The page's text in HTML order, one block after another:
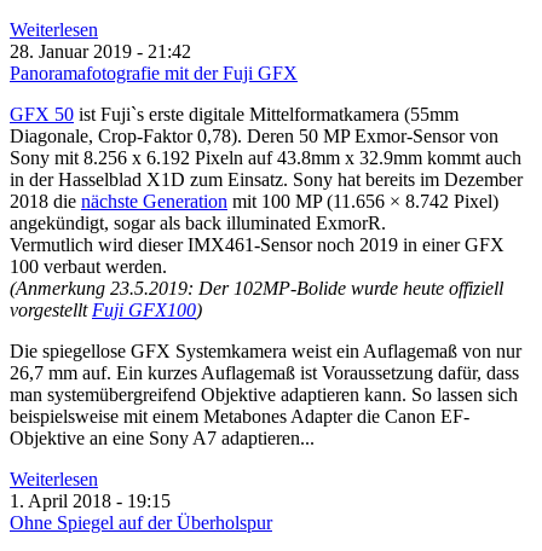
Weiterlesen
28. Januar 2019 - 21:42
Panoramafotografie mit der Fuji GFX
GFX 50 ist Fuji`s erste digitale Mittelformatkamera (55mm
Diagonale, Crop-Faktor 0,78). Deren 50 MP Exmor-Sensor von
Sony mit 8.256 x 6.192 Pixeln auf43.8mm x 32.9mm kommt auch
in der Hasselblad X1D zum Einsatz. Sony hat bereits im Dezember
2018 die nächste Generation mit 100 MP (11.656 × 8.742 Pixel)
angekündigt, sogar als back illuminated ExmorR.
Vermutlich wird dieser IMX461-Sensor noch 2019 in einer GFX
100 verbaut werden.
(Anmerkung 23.5.2019: Der 102MP-Bolide wurde heute offiziell
vorgestellt Fuji GFX100)
Die spiegellose GFX Systemkamera weist ein Auflagemaß von nur
26,7 mm auf. Ein kurzes Auflagemaß ist Voraussetzung dafür, dass
man systemübergreifend Objektive adaptieren kann. So lassen sich
beispielsweise mit einem Metabones Adapter die Canon EF-
Objektive an eine Sony A7 adaptieren...
Weiterlesen
1. April 2018 - 19:15
Ohne Spiegel auf der Überholspur